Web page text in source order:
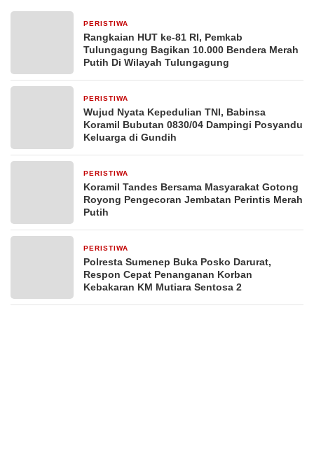
PERISTIWA
Rangkaian HUT ke-81 RI, Pemkab
Tulungagung Bagikan 10.000 Bendera Merah
Putih Di Wilayah Tulungagung
PERISTIWA
Wujud Nyata Kepedulian TNI, Babinsa
Koramil Bubutan 0830/04 Dampingi Posyandu
Keluarga di Gundih
PERISTIWA
Koramil Tandes Bersama Masyarakat Gotong
Royong Pengecoran Jembatan Perintis Merah
Putih
PERISTIWA
Polresta Sumenep Buka Posko Darurat,
Respon Cepat Penanganan Korban
Kebakaran KM Mutiara Sentosa 2